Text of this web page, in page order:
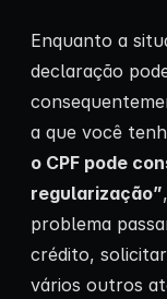
Enquanto a
declaração
a que você
o CPF pode
regularização”
problema
crédito,
vários outros